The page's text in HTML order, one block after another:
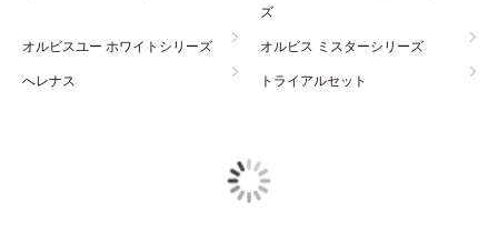
ズ
オルビスユー ホワイトシリーズ
オルビス ミスターシリーズ
へレナス
トライアルセット